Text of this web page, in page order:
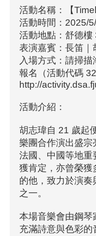
活動名稱：【
活動時間：2025/
活動地點：舒德樓
表演嘉賓：長笛｜
入場方式：請掃
報名（活動代碼
http://
活動介紹：
胡志瑋自 21 歲起
樂團合作演出盛
法國、中國等地重
獲肯定，亦曾榮獲
的他，致力於演
之一。
本場音樂會由鋼琴
充滿詩意與色彩